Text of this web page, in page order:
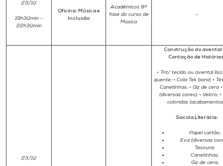
23/10
19h30min -
22h30min
Oficina: Música e
Inclusão
Acadêmicos 8ª
fase do curso de
Música
-
23/10
Construção do avental
Contação de
• Tnt/ tecido ou avental liso;
quente; • Cola Tek bond; •
Canetinhas; • Giz de cera
(diversas cores); • Velcro; •
coloridas
Sacola Literária:
Papel cartão;
Eva (diversas
Tesoura;
Canetinhas;
Giz de cera;